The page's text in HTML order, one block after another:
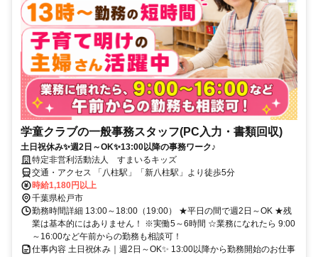
学童クラブの一般事務スタッフ(PC入力・書類回収)
土日祝休み✨週2日～OK✨13:00以降の事務ワーク♪
特定非営利活動法人 すまいるキッズ
交通・アクセス 「八柱駅」「新八柱駅」より徒歩5分
時給1,180円以上
千葉県松戸市
勤務時間詳細 13:00～18:00（19:00） ★平日の間で週2日～OK ★残
業は基本的にはありません！ ※実働5～6時間 ☆業務になれたら 9:00
～16:00など午前からの勤務も相談可！
仕事内容 土日祝休み｜週2日～OK✨ 13:00以降から勤務開始のお仕事